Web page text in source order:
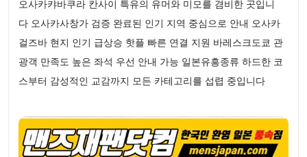
오사카캬바쿠라 칸사이 특유의 유머와 미모를 겸비한 곳입니
다 오사카사창가 검증 완료된 인기 지역 중심으로 안내 오사카
걸즈바 현지 인기 급상승 핫플 빠른 연결 지원 바레스크도쿄 관
광객 만족도 높은 좌석 우선 안내 가능 일본유흥종류 하드한 코
스부터 감성적인 교감까지 모든 카테고리를 섭렵 중입니다